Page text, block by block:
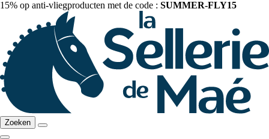
15% op anti-vliegproducten met de code : SUMMER-FLY15
Zoeken